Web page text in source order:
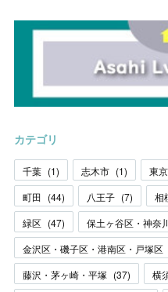
カテゴリ
千葉 (1) 志木市 (1) 東
町田 (44) 八王子 (7) 相
緑区 (47) 保土ヶ谷区・神奈
金沢区・磯子区・港南区・戸塚区
藤沢・茅ヶ崎・平塚 (37) 横